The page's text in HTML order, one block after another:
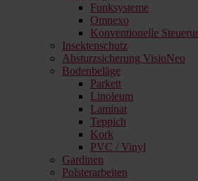
Funksysteme
Omnexo
Konventionelle
Insektenschutz
Absturzsicherung VisioNeo
Bodenbeläge
Parkett
Linoleum
Laminat
Teppich
Kork
PVC / Vinyl
Gardinen
Polsterarbeiten